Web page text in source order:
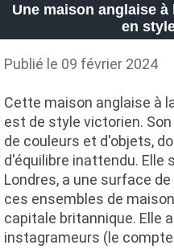
Une maison anglaise
en
Publié le 09 février 2024
Cette maison anglaise à
est de style victorien.
de couleurs et d'objets,
d'équilibre inattendu. Elle
Londres, a une surface
ces ensembles de
capitale britannique. Elle
instagrameurs (le